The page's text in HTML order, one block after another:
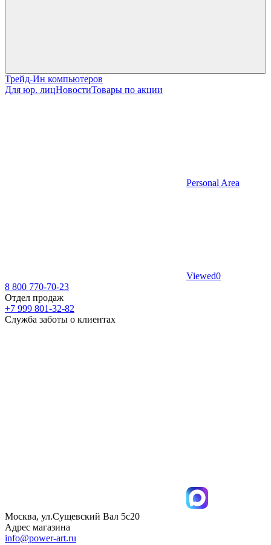
Трейд-Ин компьютеров
Для юр. лицНовостиТовары по акции
Personal Area
Viewed0
8 800 770-70-23
Отдел продаж
+7 999 801-32-82
Служба заботы о клиентах
Москва, ул.Сущевский Вал 5с20
Адрес магазина
info@power-art.ru